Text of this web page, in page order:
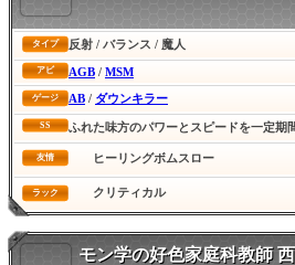
タイプ 反射 / バランス / 魔人
アビ AGB / MSM
ゲージ AB / ダウンキラー
SS ふれた味方のパワーとスピードを一定期
友情 ヒーリングボムスロー
ラック クリティカル
モン学の好色家庭科教師